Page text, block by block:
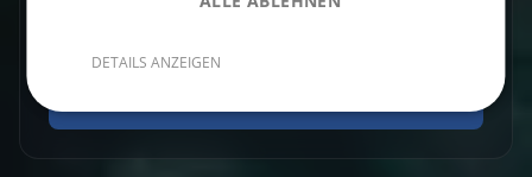
DETAILS ANZEIGEN